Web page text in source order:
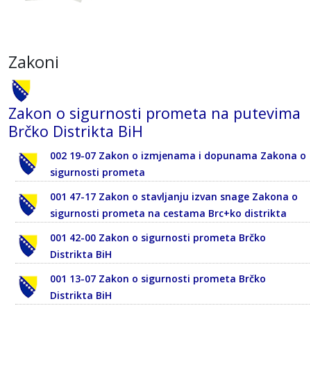
Zakoni
Zakon o sigurnosti prometa na putevima
Brčko Distrikta BiH
002 19-07 Zakon o izmjenama i dopunama Zakona o
sigurnosti prometa
001 47-17 Zakon o stavljanju izvan snage Zakona o
sigurnosti prometa na cestama Brc+ko distrikta
001 42-00 Zakon o sigurnosti prometa Brčko
Distrikta BiH
001 13-07 Zakon o sigurnosti prometa Brčko
Distrikta BiH